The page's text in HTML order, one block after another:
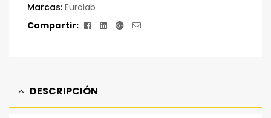
Marcas: Eurolab
Compartir:
Facebook
LinkedinGoogle+
Correo
DESCRIPCIÓN